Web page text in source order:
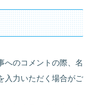
へのコメントの際、名
入力いただく場合がご